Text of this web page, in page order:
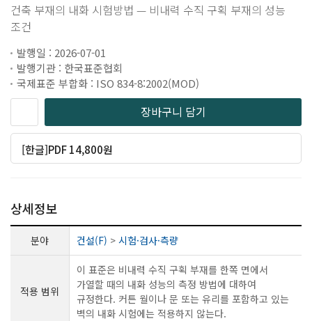
건축 부재의 내화 시험방법 — 비내력 수직 구획 부재의 성능
조건
발행일 : 2026-07-01
발행기관 : 한국표준협회
국제표준 부합화 : ISO 834-8:2002(MOD)
장바구니 담기
[한글]PDF 14,800원
상세정보
분야 건설(F) > 시험·검사·측량
적용 범위
이 표준은 비내력 수직 구획 부재를 한쪽 면에서
가열할 때의 내화 성능의 측정 방법에 대하여
규정한다. 커튼 월이나 문 또는 유리를 포함하고 있는
벽의 내화 시험에는 적용하지 않는다.